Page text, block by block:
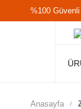
%100 Güvenli
Anasayfa